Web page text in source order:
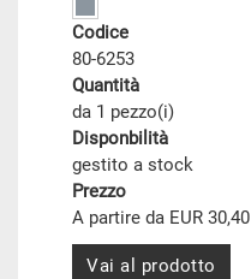
Codice
80-6253
Quantità
da 1 pezzo(i)
Disponbilità
gestito a stock
Prezzo
A partire da EUR 30,40
Vai al prodotto